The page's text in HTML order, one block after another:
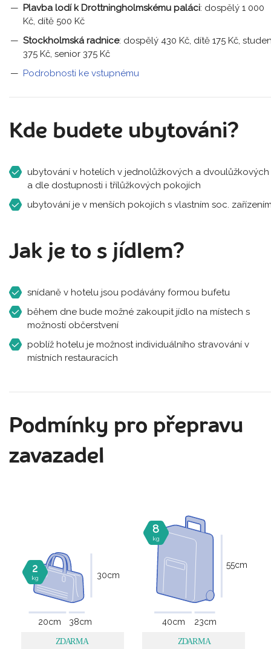
Plavba lodí k Drottningholmskému paláci: dospělý 1 000
Kč, dítě 500 Kč
Stockholmská radnice: dospělý 430 Kč, dítě 175 Kč,
375 Kč, senior 375 Kč
Podrobnosti ke vstupnému
Kde budete ubytováni?
ubytování v hotelích v jednolůžkových a dvoulůžkových
a dle dostupnosti i třílůžkových pokojích
ubytování je v menších pokojích s vlastním soc.
Jak je to s jídlem?
snídaně v hotelu jsou podávány formou bufetu
během dne bude možné zakoupit jídlo na místech s
možností občerstvení
poblíž hotelu je možnost individuálního stravování v
místních restauracích
Podmínky pro přepravu
zavazadel
2
kg 30cm
20cm 38cm
8
kg
55cm
40cm 23cm